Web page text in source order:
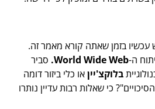
בזמן שאתה קורא מאמר זה.
ה- World Wide Web. סביר
בלוקצ'ייןאו כלי ביזור דומה
כי שאלות רבות עדיין נותרו